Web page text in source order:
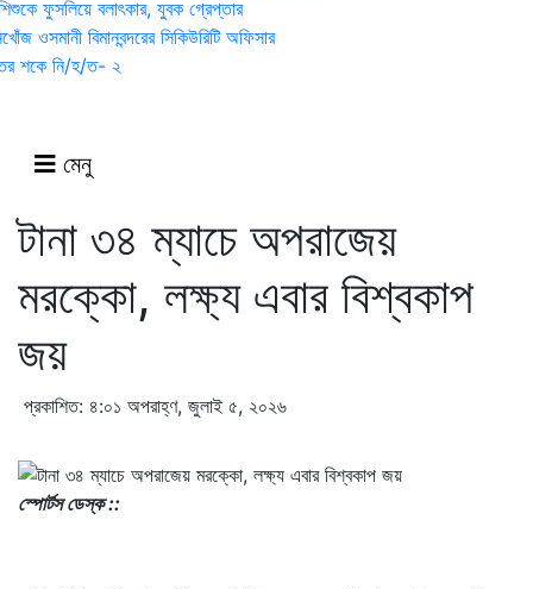
ফুসলিয়ে বলাৎকার, যুবক গ্রেপ্তার
ওসমানী বিমানবন্দরের সিকিউরিটি অফিসার
শকে নি/হ/ত- ২
মেনু
টানা ৩৪ ম্যাচে অপরাজেয়
মরক্কো, লক্ষ্য এবার বিশ্বকাপ
জয়
প্রকাশিত: ৪:০১ অপরাহ্ণ, জুলাই ৫, ২০২৬
স্পোর্টস ডেস্ক ::